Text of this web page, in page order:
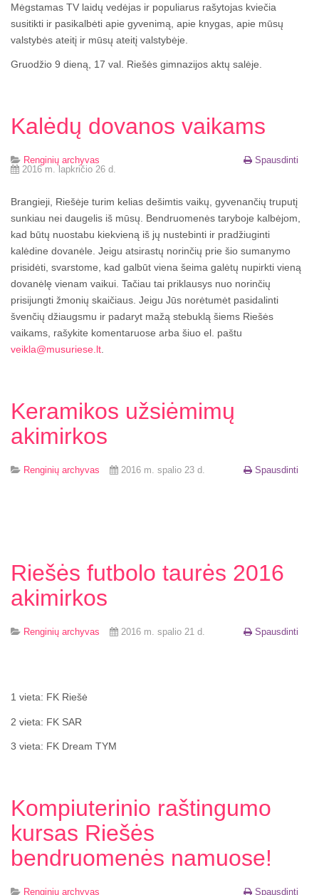
Mėgstamas TV laidų vedėjas ir populiarus rašytojas kviečia
susitikti ir pasikalbėti apie gyvenimą, apie knygas, apie mūsų
valstybės ateitį ir mūsų ateitį valstybėje.
Gruodžio 9 dieną, 17 val. Riešės gimnazijos aktų salėje.
Kalėdų dovanos vaikams
Spausdinti
Renginių archyvas
2016 m. lapkričio 26 d.
Brangieji, Riešėje turim kelias dešimtis vaikų, gyvenančių truputį
sunkiau nei daugelis iš mūsų. Bendruomenės taryboje kalbėjom,
kad būtų nuostabu kiekvieną iš jų nustebinti ir pradžiuginti
kalėdine dovanėle. Jeigu atsirastų norinčių prie šio sumanymo
prisidėti, svarstome, kad galbūt viena šeima galėtų nupirkti vieną
dovanėlę vienam vaikui. Tačiau tai priklausys nuo norinčių
prisijungti žmonių skaičiaus. Jeigu Jūs norėtumėt pasidalinti
švenčių džiaugsmu ir padaryt mažą stebuklą šiems Riešės
vaikams, rašykite komentaruose arba šiuo el. paštu
veikla@musuriese.lt.
Keramikos užsiėmimų
akimirkos
Spausdinti
Renginių archyvas 2016 m. spalio 23 d.
Riešės futbolo taurės 2016
akimirkos
Spausdinti
Renginių archyvas 2016 m. spalio 21 d.
1 vieta: FK Riešė
2 vieta: FK SAR
3 vieta: FK Dream TYM
Kompiuterinio raštingumo
kursas Riešės
bendruomenės namuose!
Spausdinti
Renginių archyvas